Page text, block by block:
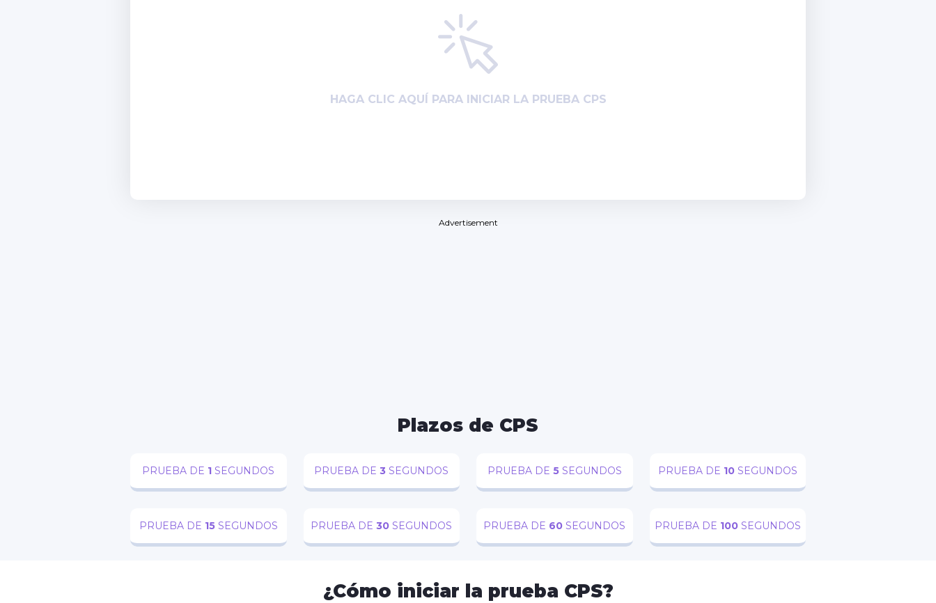
HAGA CLIC AQUÍ PARA INICIAR LA PRUEBA CPS
Advertisement
Plazos de CPS
PRUEBA DE 1 SEGUNDOS PRUEBA DE3 SEGUNDOS PRUEBA DE 5SEGUNDOS PRUEBA DE 10SEGUNDOS
PRUEBA DE 15SEGUNDOS PRUEBA DE30 SEGUNDOS PRUEBA DE 60 SEGUNDOS PRUEBA DE 100SEGUNDOS
¿Cómo iniciar la prueba CPS?